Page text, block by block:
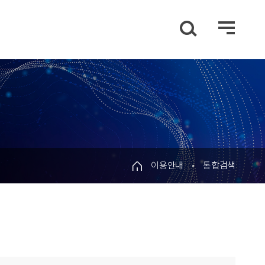
이용안내 통합검색